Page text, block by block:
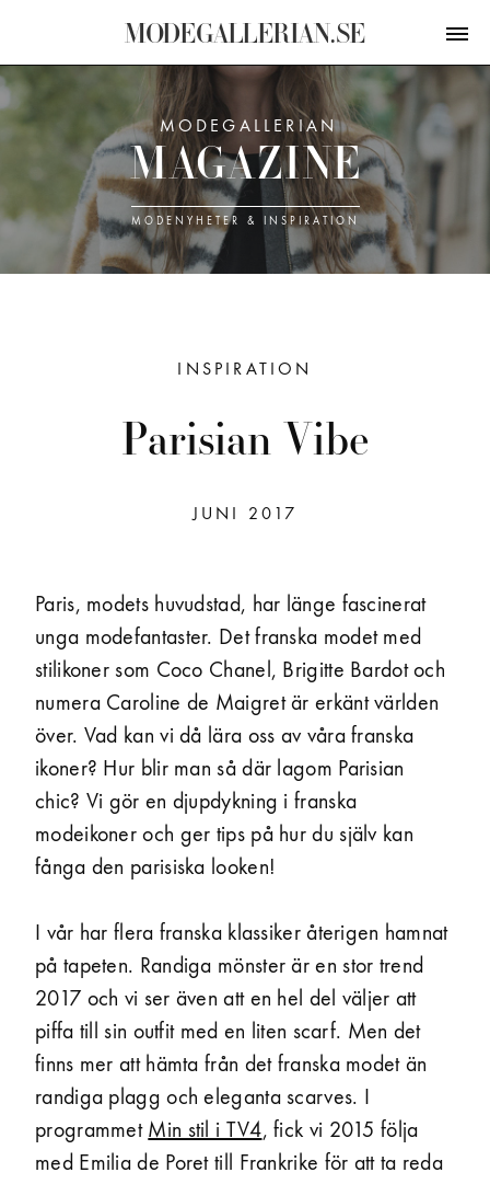
MODEGALLERIAN.SE
MODEGALLERIAN
MAGAZINE
MODE­NYHETER & INSPIRATION
INSPIRATION
Parisian Vibe
JUNI 2017
Paris, modets huvudstad, har länge fascinerat
unga modefantaster. Det franska modet med
stilikoner som Coco Chanel, Brigitte Bardot och
numera Caroline de Maigret är erkänt världen
över. Vad kan vi då lära oss av våra franska
ikoner? Hur blir man så där lagom Parisian
chic? Vi gör en djupdykning i franska
modeikoner och ger tips på hur du själv kan
fånga den parisiska looken!
I vår har flera franska klassiker återigen hamnat
på tapeten. Randiga mönster är en stor trend
2017 och vi ser även att en hel del väljer att
piffa till sin outfit med en liten scarf. Men det
finns mer att hämta från det franska modet än
randiga plagg och eleganta scarves. I
programmet Min stil i TV4, fick vi 2015 följa
med Emilia de Poret till Frankrike för att ta reda